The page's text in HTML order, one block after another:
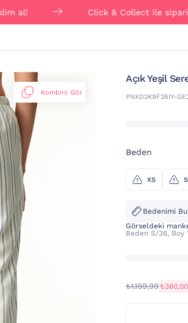
Click & Collect ile siparişini
Kombini Gör
Açık Yeşil
PNXD2K9F26IY-
Beden
XS S
Bedenimi
Görseldeki
Beden S/36, Boy
₺1.199,99 ₺360,00